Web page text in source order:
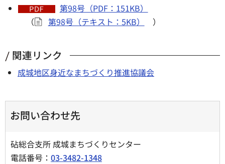
第98号（PDF：151KB）
（
第98号（テキスト：5KB） ）
関連リンク
成城地区身近なまちづくり推進協議会
お問い合わせ先
砧総合支所 成城まちづくりセンター
電話番号： 03-3482-1348